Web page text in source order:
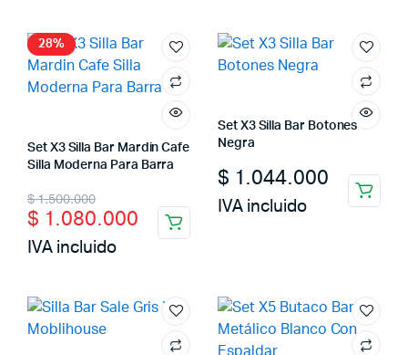
28%
Set X3 Silla Bar Mardin Cafe
Silla Moderna Para Barra
$1.500.000
Original
price
was:
$ 1.080.000
Current
price
is:
IVA incluido
Set X3 Silla Bar Botones
Negra
$ 1.044.000
IVA incluido